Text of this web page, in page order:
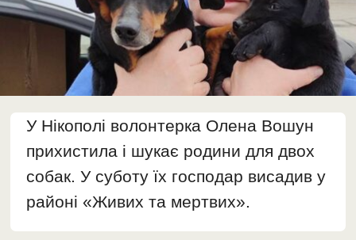
У Нікополі волонтерка Олена Вошун
прихистила і шукає родини для двох
собак. У суботу їх господар висадив у
районі «Живих та мертвих».